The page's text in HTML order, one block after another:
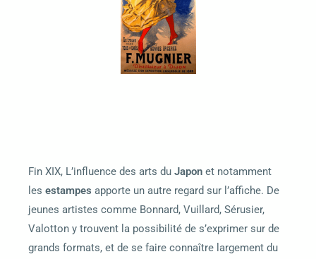
Fin XIX, L’influence des arts du Japon et notamment
les estampes apporte un autre regard sur l’affiche. De
jeunes artistes comme Bonnard, Vuillard, Sérusier,
Valotton y trouvent la possibilité de s’exprimer sur de
grands formats, et de se faire connaître largement du